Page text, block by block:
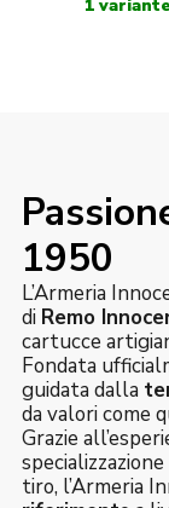
1950
L’Armeria
di Remo
cartucce
Fondata
guidata dalla
da valori come
Grazie
tiro, l’Armeria